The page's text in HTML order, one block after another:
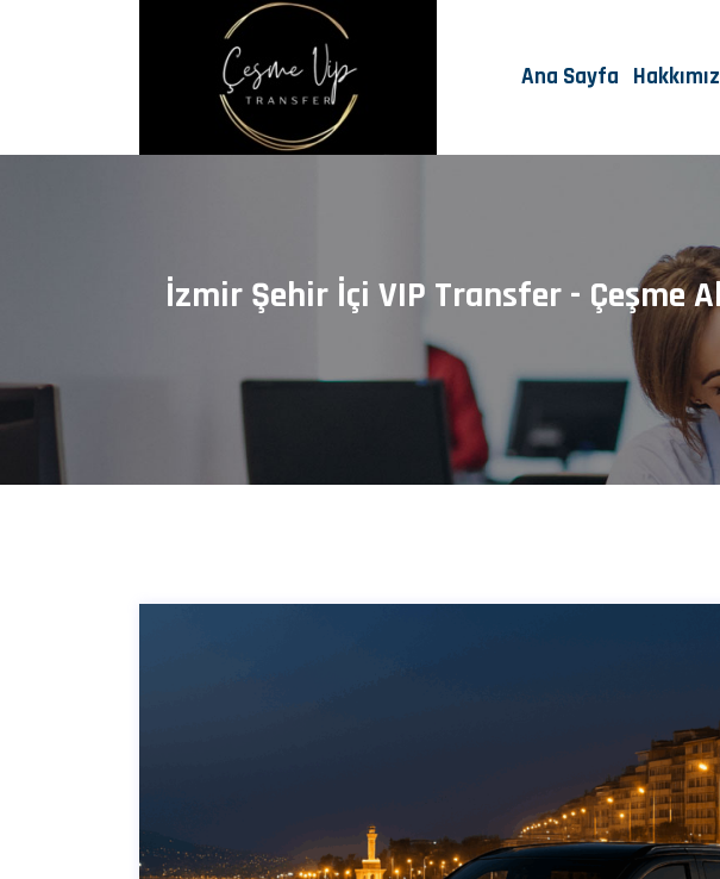
Ana Sayfa
İzmir Şehir İçi VIP Transfer - Çeşme